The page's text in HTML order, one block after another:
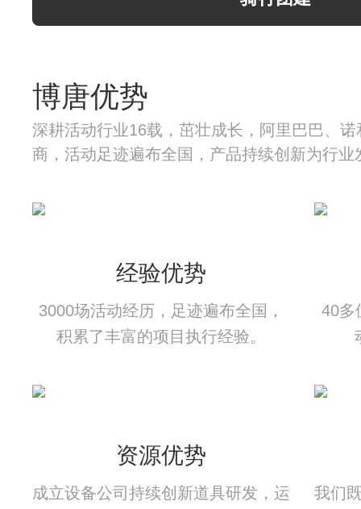
博唐优势
深耕活动行业16载，茁壮成长，阿里巴巴、
商，活动足迹遍布全国，产品持续创新为行业
经验优势
3000场活动经历，足迹遍布全国，
积累了丰富的项目执行经验。
40多
资源优势
成立设备公司持续创新道具研发，运
我们